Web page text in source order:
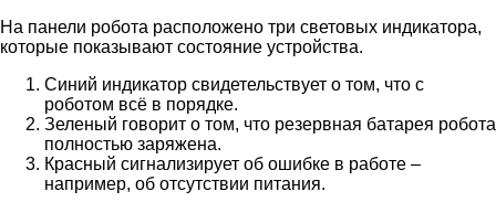
На панели робота расположено три световых индикатора,
которые показывают состояние устройства.
Синий индикатор свидетельствует о том, что с
роботом всё в порядке.
Зеленый говорит о том, что резервная батарея робота
полностью заряжена.
Красный сигнализирует об ошибке в работе –
например, об отсутствии питания.